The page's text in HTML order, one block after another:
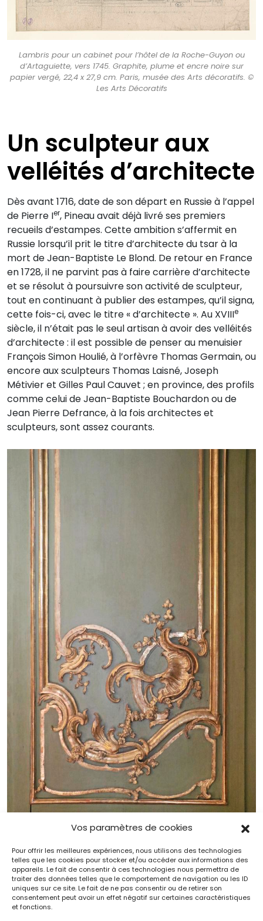
Vos paramètres de cookies
Pour offrir les meilleures expériences, nous utilisons des technologies
telles que les cookies pour stocker et/ou accéder aux informations des
appareils. Le fait de consentir à ces technologies nous permettra de
traiter des données telles que le comportement de navigation ou les ID
uniques sur ce site. Le fait de ne pas consentir ou de retirer son
consentement peut avoir un effet négatif sur certaines caractéristiques
et fonctions.
Lambris pour un cabinet pour l’hôtel de la Roche-Guyon ou
d’Artaguiette, vers 1745. Graphite, plume et encre noire sur
papier vergé, 22,4 x 27,9 cm. Paris, musée des Arts décoratifs. ©
Les Arts Décoratifs
Un sculpteur aux
velléités d’architecte
Dès avant 1716, date de son départ en Russie à l’appel
de Pierre Ier, Pineau avait déjà livré ses premiers
recueils d’estampes. Cette ambition s’affermit en
Russie lorsqu’il prit le titre d’architecte du tsar à la
mort de Jean-Baptiste Le Blond. De retour en France
en 1728, il ne parvint pas à faire carrière d’architecte
et se résolut à poursuivre son activité de sculpteur,
tout en continuant à publier des estampes, qu’il signa,
cette fois-ci, avec le titre « d’architecte ». Au XVIIIe
siècle, il n’était pas le seul artisan à avoir des velléités
d’architecte : il est possible de penser au menuisier
François Simon Houlié, à l’orfèvre Thomas Germain, ou
encore aux sculpteurs Thomas Laisné, Joseph
Métivier et Gilles Paul Cauvet ; en province, des profils
comme celui de Jean-Baptiste Bouchardon ou de
Jean Pierre Defrance, à la fois architectes et
sculpteurs, sont assez courants.
Nicolas Pineau (1684-1754), Parclose provenant de l’hôtel de la
Roche-Guyon, puis d’Artaguiette, avant 1748, remonté dans
l’hôtel de Marlborough, état actuel. © François Gilles